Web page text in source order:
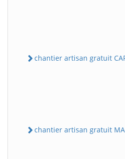
chantier artisan gratuit
chantier artisan gratuit